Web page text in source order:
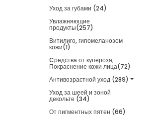
Уход за губами (24)
Увлажняющие
продукты(257)
Витилиго, гипомеланозом
кожи(1)
Cредства от купероза,
Покраснение кожи лица(72)
Антивозрастной уход (289)
Уход за шеей и зоной
декольте (34)
От пигментных пятен (66)